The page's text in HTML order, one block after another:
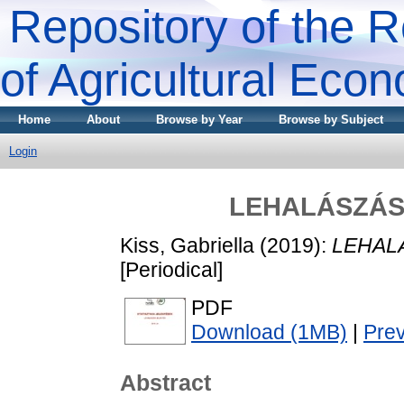
Repository of the
of Agricultural
Home About Browse by Year Browse by Subject
Login
Kiss, Gabriella (2019):
[Periodical]
PDF
Download (1MB)
Abstract